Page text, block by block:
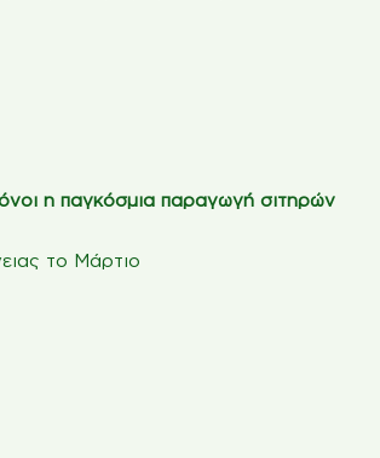
η παγκόσμια παραγωγή σιτηρών